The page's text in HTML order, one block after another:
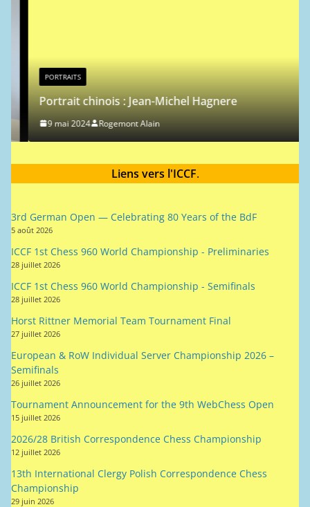
PORTRAITS
Portrait chinois : Jean-Michel Hagnere
9 mai 2024 Rogemont Alain
Liens vers l'ICCF.
3rd German Open — Celebrating 80 Years of the BdF
5 août 2026
ICCF 1st Chess 960 World Championship - Preliminaries
28 juillet 2026
ICCF 1st Chess 960 World Championship - Semifinals
28 juillet 2026
Horst Rittner Memorial Team Tournament Final
27 juillet 2026
European & RoW Individual Server Championship 2026 –
Semifinals
26 juillet 2026
Tournament Announcement for the 9th WebChess Open
15 juillet 2026
2026/28 British Correspondence Chess Championship
12 juillet 2026
13th International Clergy Polish Correspondence Chess
Championship
29 juin 2026